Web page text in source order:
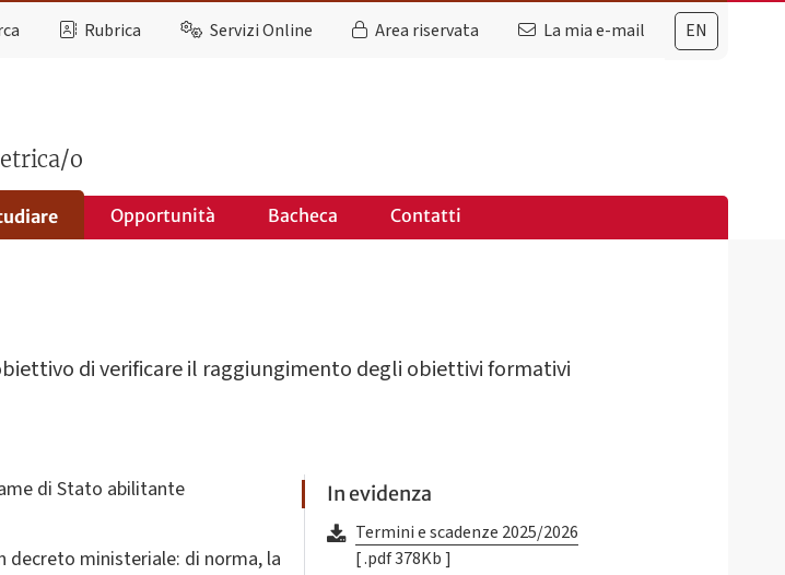
EN
Rubrica Servizi Online Area riservata La mia e-mail
o
Opportunità Bacheca Contatti
di verificare il raggiungimento degli obiettivi formativi
di Stato abilitante
decreto ministeriale: di norma, la
In evidenza
Termini e scadenze 2025/2026
[ .pdf 378Kb ]